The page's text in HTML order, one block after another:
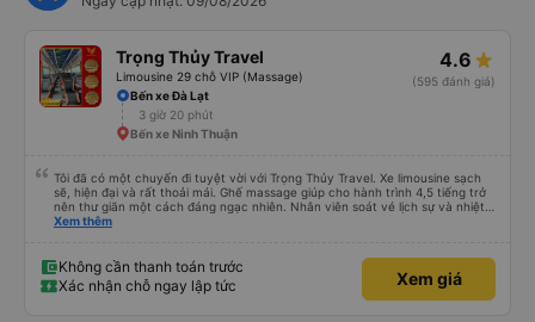
Trọng Thủy Travel
Limousine 29 chỗ VIP (Massage)
4.6
(595 đánh giá)
Bến xe Đà Lạt
3 giờ 20 phút
Bến xe Ninh Thuận
Tôi đã có một chuyến đi tuyệt vời với Trọng Thủy Travel. Xe limousine sạch
sẽ, hiện đại và rất thoải mái. Ghế massage giúp cho hành trình 4,5 tiếng trở
nên thư giãn một cách đáng ngạc nhiên. Nhân viên soát vé lịch sự và nhiệt
tình, tài xế cẩn thận và chuyên nghiệp, mọi thứ đều được tổ chức tốt. Các
đến khi đến nơi - đều suôn sẻ và không gặp rắc rối. Tôi rất hài lòng với công
ty này và chắc chắn sẽ chọn Trọng Thủy Travel một lần nữa. Rất đáng giới
thiệu!
Xem thêm
Không cần thanh toán trước
Xác nhận chỗ ngay lập tức
Xem giá